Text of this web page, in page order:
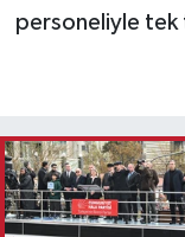
personeliyle tek